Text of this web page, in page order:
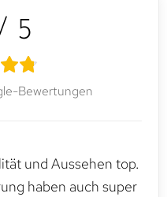
5
Bewertungen
und Aussehen top.
haben auch super